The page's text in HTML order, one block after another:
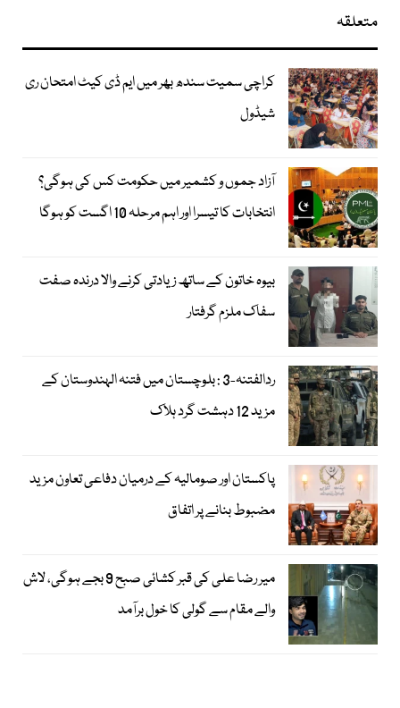
متعلقہ
کراچی سمیت سندھ بھر میں ایم ڈی کیٹ امتحان ری
شیڈول
آزاد جموں و کشمیر میں حکومت کس کی ہوگی؟
انتخابات کا تیسرا اور اہم مرحلہ 10 اگست کو ہوگا
بیوہ خاتون کے ساتھ زیادتی کرنے والا درندہ صفت
سفاک ملزم گرفتار
ردالفتنہ-3 : بلوچستان میں فتنہ الہندوستان کے
مزید 12 دہشت گرد ہلاک
پاکستان اور صومالیہ کے درمیان دفاعی تعاون مزید
مضبوط بنانے پر اتفاق
میر رضا علی کی قبر کشائی صبح 9 بجے ہوگی، لاش
والے مقام سے گولی کا خول برآمد